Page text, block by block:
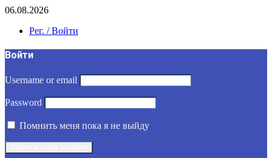
06.08.2026
Рег. / Войти
Войти
Username or email
Password
Помнить меня пока я не выйду